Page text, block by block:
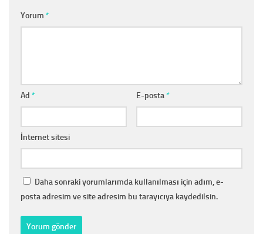
Yorum *
Ad * E-posta*
İnternet sitesi
Daha sonraki yorumlarımda kullanılması için adım, e-
posta adresim ve site adresim bu tarayıcıya kaydedilsin.